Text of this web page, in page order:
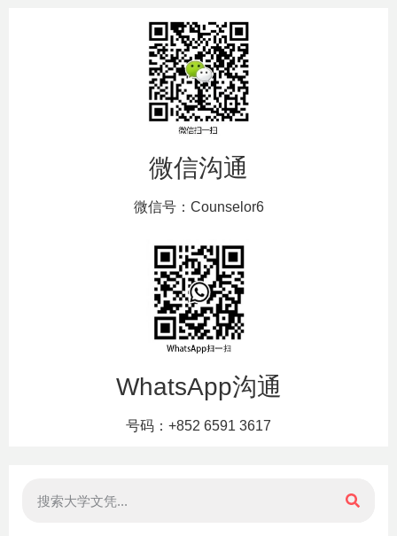
微信沟通
微信号：Counselor6
WhatsApp沟通
号码：+852 6591 3617